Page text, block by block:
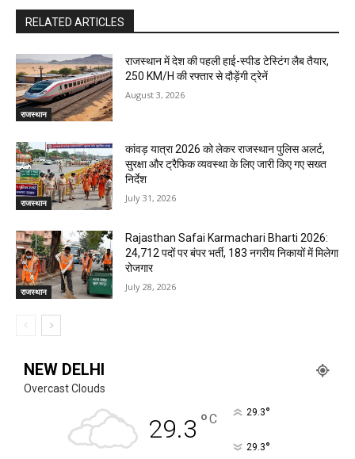
RELATED ARTICLES
राजस्थान
राजस्थान में देश की पहली हाई-स्पीड टेस्टिंग लैब तैयार,
250 KM/H की रफ्तार से दौड़ेंगी ट्रेनें
August 3, 2026
राजस्थान
कांवड़ यात्रा 2026 को लेकर राजस्थान पुलिस अलर्ट,
सुरक्षा और ट्रैफिक व्यवस्था के लिए जारी किए गए सख्त
निर्देश
July 31, 2026
राजस्थान
Rajasthan Safai Karmachari Bharti 2026:
24,712 पदों पर बंपर भर्ती, 183 नगरीय निकायों में मिलेगा
रोजगार
July 28, 2026
NEW DELHI
Overcast Clouds
29.3 °C 29.3°
29.3°